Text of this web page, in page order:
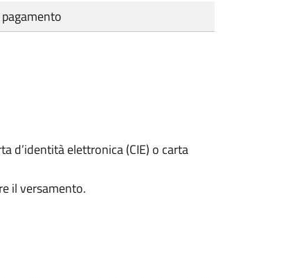
d’identità elettronica (CIE) o carta
il versamento.